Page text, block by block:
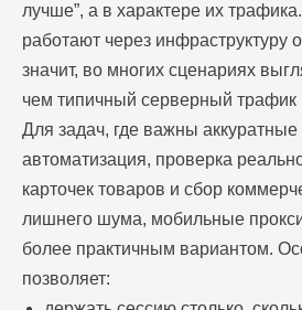
лучше”, а в характере их
работают через инфраструктуру
значит, во многих сценариях
чем типичный серверный трафик
Для задач, где важны
автоматизация, проверка
карточек товаров и сбор
лишнего шума, мобильные
более практичным вариантом.
позволяет: